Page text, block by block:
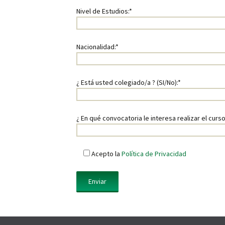
Nivel de Estudios:*
Nacionalidad:*
¿ Está usted colegiado/a ? (SI/No):*
¿ En qué convocatoria le interesa realizar el
Acepto la Política de Privacidad